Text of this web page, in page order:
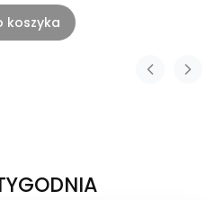
koszyka